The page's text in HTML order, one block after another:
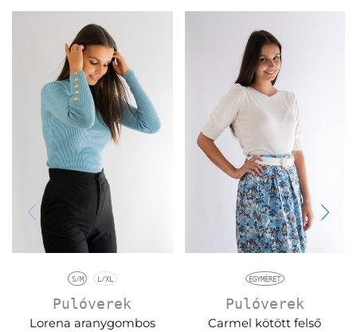
S/M L/XL
Pulóverek
Lorena aranygombos
EGYMÉRET
Pulóverek
Carmel kötött felső